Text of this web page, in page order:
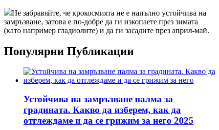
Не забравяйте, че крокосмията не е напълно устойчива на
замръзване, затова е по-добре да ги изкопаете през зимата
(като например гладиолите) и да ги засадите през април-май.
Популярни Публикации
Устойчива на замръзване палма за
градината. Какво да изберем, как да
отглеждаме и да се грижим за него 2025